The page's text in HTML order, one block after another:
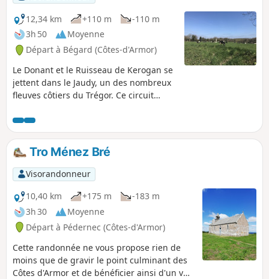
12,34 km
+110 m
-110 m
3h 50
Moyenne
Départ à Bégard (Côtes-d'Armor)
Le Donant et le Ruisseau de Kerogan se
jettent dans le Jaudy, un des nombreux
fleuves côtiers du Trégor. Ce circuit
reposants et verdoyants en cheminant
aussi bien dans des chemins creux que
sur des routes carrossables où, parfois,
on oublie la civilisation. A défaut de
randonnée, le visiteur pourra passer la
journée dans le Parc d'attraction qui
sert de point de départ.
Tro Ménez Bré
Visorandonneur
10,40 km
+175 m
-183 m
3h 30
Moyenne
Départ à Pédernec (Côtes-d'Armor)
Cette randonnée ne vous propose rien de
moins que de gravir le point culminant des
Côtes d'Armor et de bénéficier ainsi d'un vue